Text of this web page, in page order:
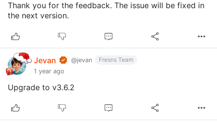
Thank you for the feedback. The issue will be fixed in
the next version.
Jevan @jevan
Fresns Team
1 year ago
Upgrade to v3.6.2